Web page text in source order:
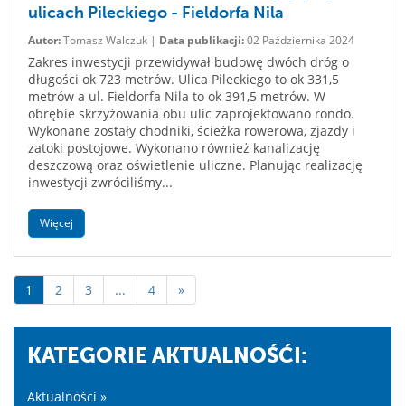
ulicach Pileckiego - Fieldorfa Nila
Autor:Tomasz Walczuk | Data publikacji:02 Października 2024
Zakres inwestycji przewidywał budowę dwóch dróg o
długości ok 723 metrów. Ulica Pileckiego to ok 331,5
metrów a ul. Fieldorfa Nila to ok 391,5 metrów. W
obrębie skrzyżowania obu ulic zaprojektowano rondo.
Wykonane zostały chodniki, ścieżka rowerowa, zjazdy i
zatoki postojowe. Wykonano również kanalizację
deszczową oraz oświetlenie uliczne. Planując realizację
inwestycji zwróciliśmy...
Więcej
1 2 3 ... 4 »
KATEGORIE AKTUALNOŚĆI:
Aktualności »